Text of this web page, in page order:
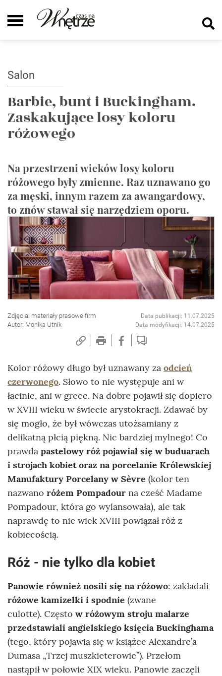
Salon
Barbie, bunt i Buckingham.
Zaskakujące losy koloru
różowego
Na przestrzeni wieków losy koloru
różowego były zmienne. Raz uznawano go
za męski, innym razem za awangardowy,
to znów stawał się narzędziem oporu.
Zdjęcia: materiały prasowe firm
Autor: Monika Utnik
Data publikacji: 11.07.2025
Data modyfikacji: 14.07.2025
Kolor różowy długo był uznawany za odcień
czerwonego. Słowo to nie występuje ani w
łacinie, ani w grece. Na dobre pojawił się dopiero
w XVIII wieku w świecie arystokracji. Zdawać by
się mogło, że był wówczas utożsamiany z
delikatną płcią piękną. Nic bardziej mylnego! Co
prawda pastelowy róż pojawiał się w buduarach
i strojach kobiet oraz na porcelanie Królewskiej
Manufaktury Porcelany w Sèvre (kolor ten
nazwano różem Pompadour na cześć Madame
Pompadour, która go wylansowała), ale tak
naprawdę to nie wiek XVIII powiązał róż z
kobiecością.
Róż - nie tylko dla kobiet
Panowie również nosili się na różowo: zakładali
różowe kamizelki i spodnie (zwane
culotte). Często w różowym stroju malarze
przedstawiali angielskiego księcia Buckinghama
(tego, który pojawia się w książce Alexandre’a
Dumasa „Trzej muszkieterowie”). Przełom
nastąpił w połowie XIX wieku. Panowie zaczęli